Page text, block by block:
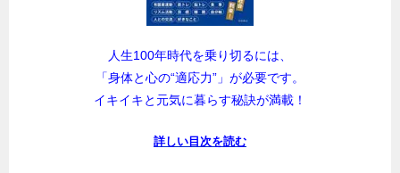
人生100年時代を乗り切るには、
「身体と心の“適応力”」が必要です。
イキイキと元気に暮らす秘訣が満載！
詳しい目次を読む